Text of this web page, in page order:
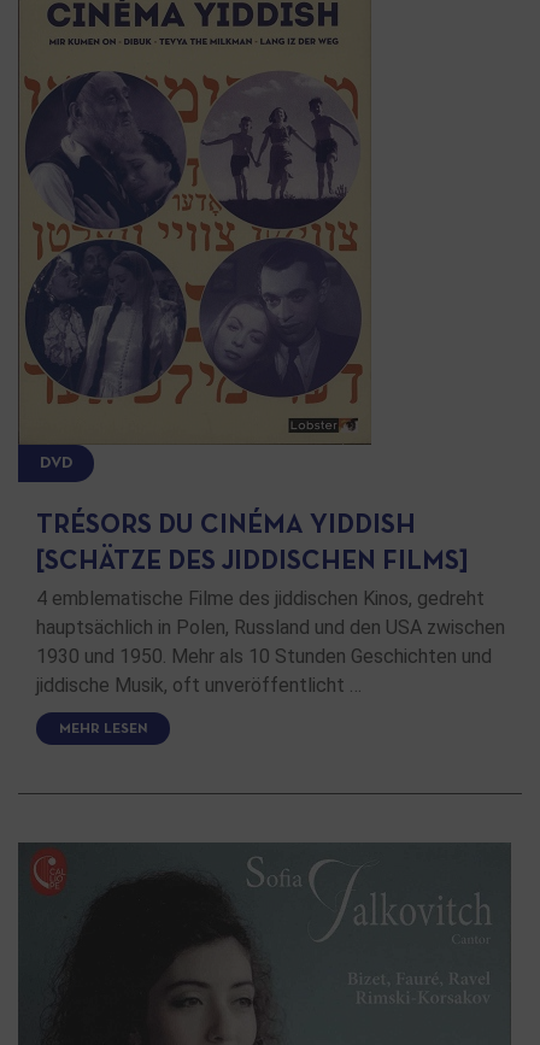
DVD
TRÉSORS DU CINÉMA YIDDISH
[SCHÄTZE DES JIDDISCHEN FILMS]
4 emblematische Filme des jiddischen Kinos, gedreht
hauptsächlich in Polen, Russland und den USA zwischen
1930 und 1950. Mehr als 10 Stunden Geschichten und
jiddische Musik, oft unveröffentlicht …
MEHR LESEN